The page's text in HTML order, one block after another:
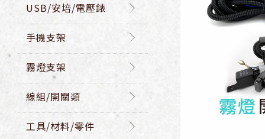
USB/安培/電壓錶
手機支架
霧燈支架
線組/開關類
工具/材料/零件